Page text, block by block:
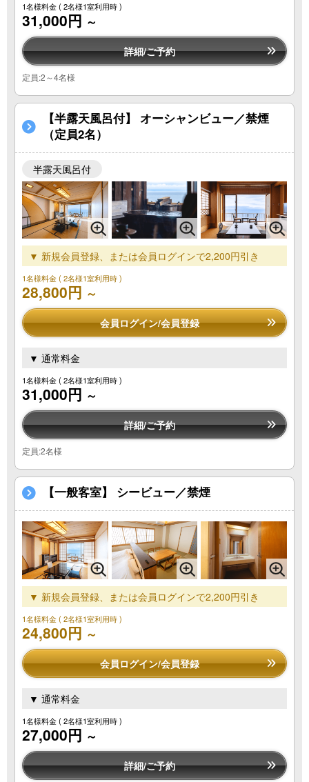
1名様料金( 2名様1室利用時 )
31,000円 ～
詳細/ご予約
定員:2～4名様
【半露天風呂付】 オーシャンビュー／禁煙
（定員2名）
半露天風呂付
▼ 新規会員登録、または会員ログインで2,200円引き
1名様料金( 2名様1室利用時 )
28,800円 ～
会員ログイン/会員登録
▼ 通常料金
1名様料金( 2名様1室利用時 )
31,000円 ～
詳細/ご予約
定員:2名様
【一般客室】 シービュー／禁煙
▼ 新規会員登録、または会員ログインで2,200円引き
1名様料金( 2名様1室利用時 )
24,800円 ～
会員ログイン/会員登録
▼ 通常料金
1名様料金( 2名様1室利用時 )
27,000円 ～
詳細/ご予約